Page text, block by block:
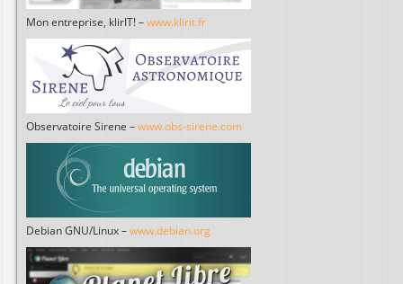
Mon entreprise, klirIT! – www.klirit.fr
Observatoire Sirene – www.obs-sirene.com
Debian GNU/Linux – www.debian.org